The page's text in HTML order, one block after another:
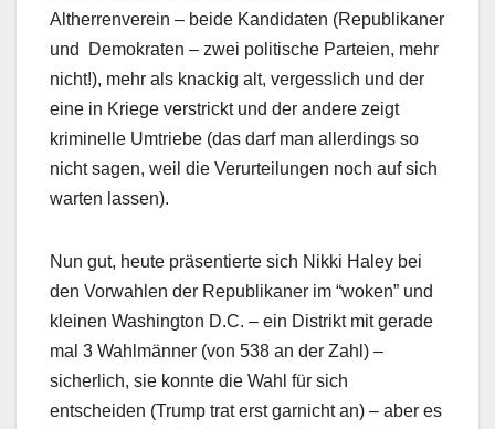
Altherrenverein – beide Kandidaten (Republikaner
und Demokraten – zwei politische Parteien, mehr
nicht!), mehr als knackig alt, vergesslich und der
eine in Kriege verstrickt und der andere zeigt
kriminelle Umtriebe (das darf man allerdings so
nicht sagen, weil die Verurteilungen noch auf sich
warten lassen).
Nun gut, heute präsentierte sich Nikki Haley bei
den Vorwahlen der Republikaner im “woken” und
kleinen Washington D.C. – ein Distrikt mit gerade
mal 3 Wahlmänner (von 538 an der Zahl) –
sicherlich, sie konnte die Wahl für sich
entscheiden (Trump trat erst garnicht an) – aber es